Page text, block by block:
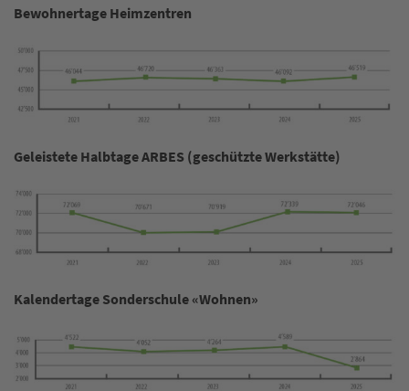
Bewohnertage Heimzentren
Geleistete Halbtage ARBES (geschützte Werkstätte)
Kalendertage Sonderschule «Wohnen»